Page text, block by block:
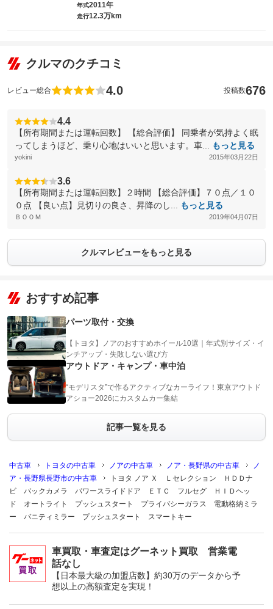
年式2011年
走行12.3万km
クルマのクチコミ
レビュー総合 4.0 投稿数676
4.4
【所有期間または運転回数】 【総合評価】 同乗者が気持よく眠
ってしまうほど、乗り心地はいいと思います。車...
もっと見る
yokini 2015年03月22日
3.6
【所有期間または運転回数】２時間 【総合評価】７０点／１０
０点 【良い点】見切りの良さ、昇降のし...
もっと見る
ＢＯＯＭ 2019年04月07日
クルマレビューをもっと見る
おすすめ記事
パーツ取付・交換
【トヨタ】ノアのおすすめホイール10選｜年式別サイズ・イ
ンチアップ・失敗しない選び方
アウトドア・キャンプ・車中泊
“モデリスタ”で作るアクティブなカーライフ！東京アウトド
アショー2026にカスタムカー集結
記事一覧を見る
中古車 トヨタの中古車 ノアの中古車 ノア・長野県の中古車
ノ
ア・長野県長野市の中古車
トヨタ ノア Ｘ Ｌセレクション ＨＤＤナ
ビ バックカメラ パワースライドドア ＥＴＣ フルセグ ＨＩＤヘッ
ド オートライト プッシュスタート プライバシーガラス 電動格納ミラ
ー バニティミラー プッシュスタート スマートキー
車買取・車査定はグーネット買取 営業電
話なし
【日本最大級の加盟店数】約30万のデータから予
想以上の高額査定を実現！